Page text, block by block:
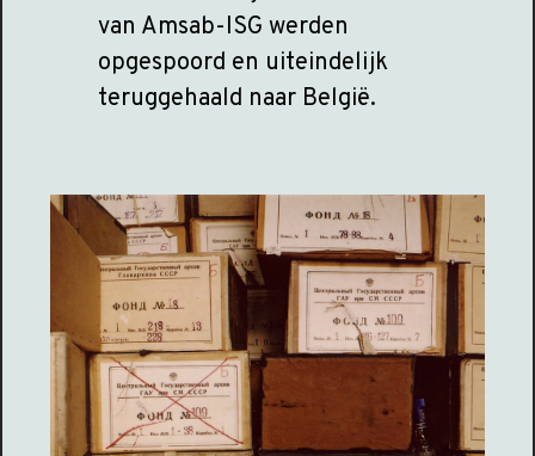
van Amsab-ISG werden
opgespoord en uiteindelijk
teruggehaald naar België.